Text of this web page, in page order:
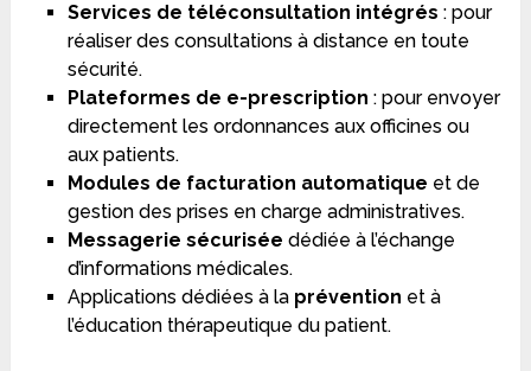
Services de téléconsultation intégrés : pour
réaliser des consultations à distance en toute
sécurité.
Plateformes de e-prescription : pour envoyer
directement les ordonnances aux officines ou
aux patients.
Modules de facturation automatique et de
gestion des prises en charge administratives.
Messagerie sécurisée dédiée à l’échange
d’informations médicales.
Applications dédiées à la prévention et à
l’éducation thérapeutique du patient.